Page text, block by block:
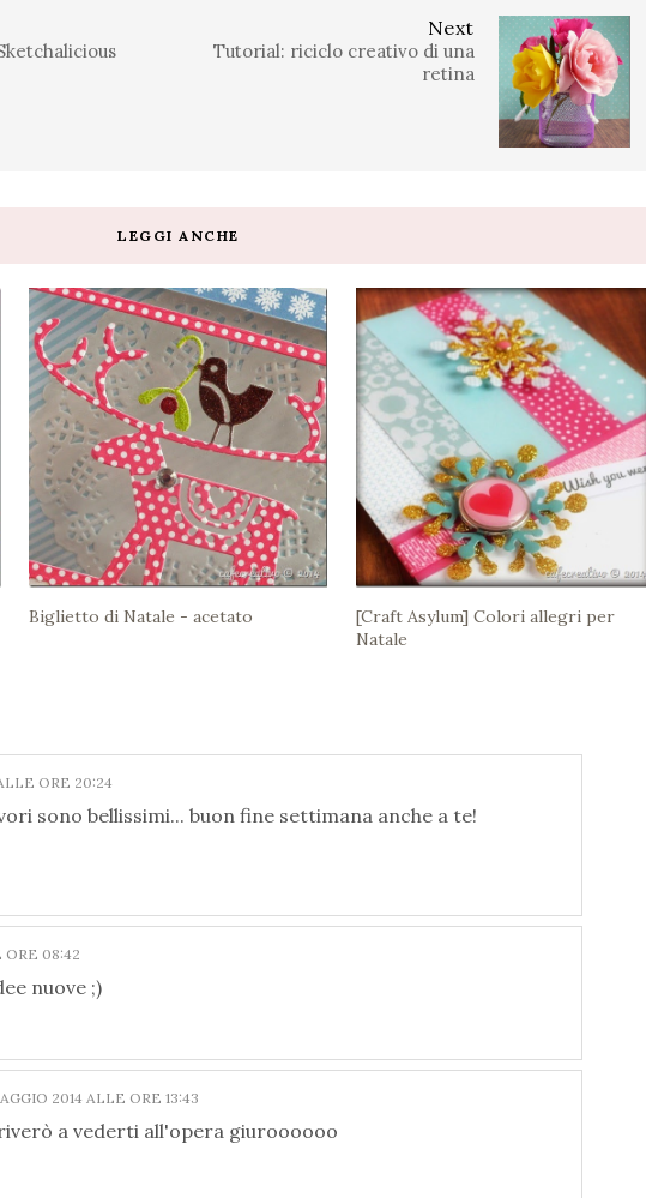
Next
Tutorial: riciclo creativo di una
retina
LEGGI ANCHE
Biglietto di Natale - acetato
[Craft Asylum] Colori allegri per
Natale
ORE 20:24
sono bellissimi... buon fine settimana anche a te!
ORE 08:42
nuove ;)
2014 ALLE ORE 13:43
a vederti all'opera giuroooooo